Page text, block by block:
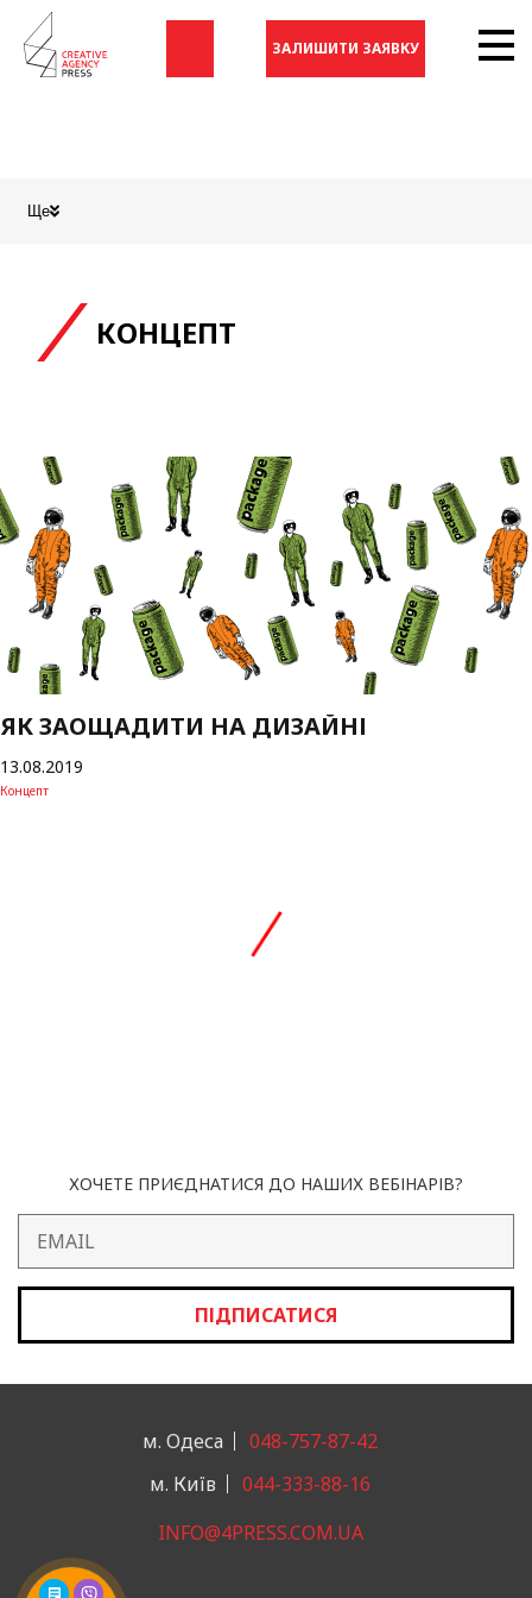
ЗАЛИШИТИ ЗАЯВКУ
Ще
КОНЦЕПТ
ЯК ЗАОЩАДИТИ НА ДИЗАЙНІ
13.08.2019
Концепт
ХОЧЕТЕ ПРИЄДНАТИСЯ ДО НАШИХ ВЕБІНАРІВ?
ПІДПИСАТИСЯ
м. Одеса
048-757-87-42
м. Київ
044-333-88-16
INFO@4PRESS.COM.UA